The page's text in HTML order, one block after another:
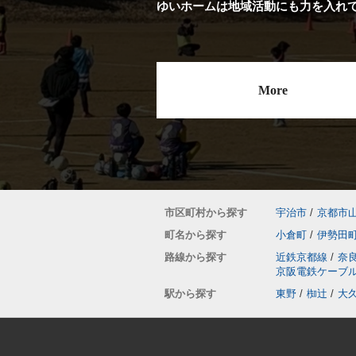
ゆいホームは地域活動にも力を入れ
More
市区町村から探す 宇治市 / 京都市
町名から探す
小倉町 / 伊勢田
路線から探す
近鉄京都線 / 奈
京阪電鉄ケーブ
駅から探す
東野 / 椥辻 / 大